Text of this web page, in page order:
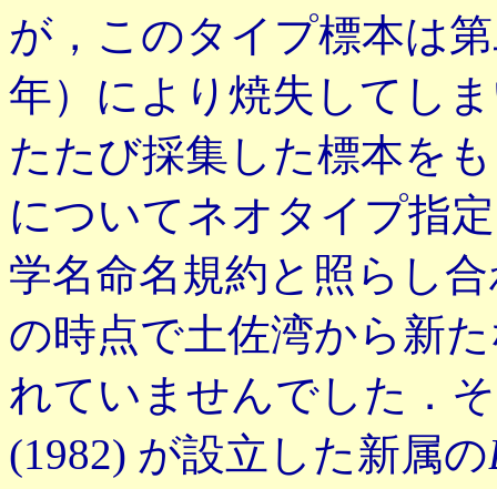
が，このタイプ標本は
年）により焼失してし
たたび採集した標本を
についてネオタイプ指
学名命名規約と照らし
の時点で土佐湾から新
れていませんでした．
(1982) が設立した新属の